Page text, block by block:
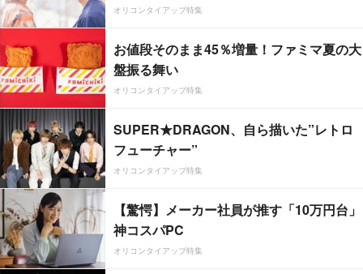
オリコンタイアップ特集
お値段そのまま45％増量！ファミマ夏の大
盤振る舞い
オリコンタイアップ特集
SUPER★DRAGON、自ら描いた”レトロ
フューチャー”
オリコンタイアップ特集
【驚愕】メーカー社員が推す「10万円台」
神コスパPC
オリコンタイアップ特集